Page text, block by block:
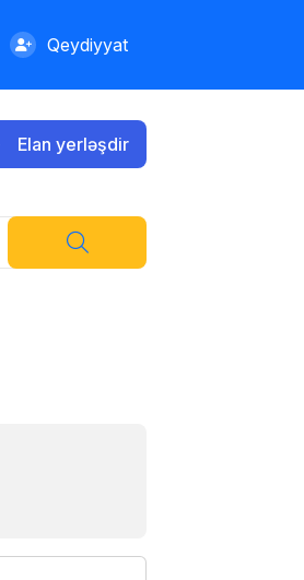
Qeydiyyat
Elan yerləşdir